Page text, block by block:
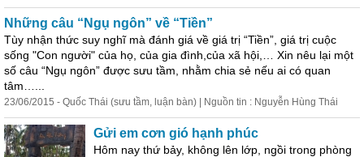
Những câu “Ngụ ngôn” về “Tiền”
Tùy nhận thức suy nghĩ mà đánh giá về giá trị “Tiền”, giá trị cuộc
sống "Con người" của họ, của gia đình,của xã hội,… Xin nêu lại một
số câu “Ngụ ngôn” được sưu tầm, nhằm chia sẻ nếu ai có quan
tâm…...
23/06/2015 - Quốc Thái (sưu tầm, luận bàn) | Nguồn tin : Nguyễn Hùng Thái
Gửi em cơn gió hạnh phúc
Hôm nay thứ bảy, không lên lớp, ngồi trong phòng